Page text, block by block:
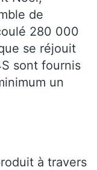
de
280 000
se réjouit
sont fournis
un
à travers